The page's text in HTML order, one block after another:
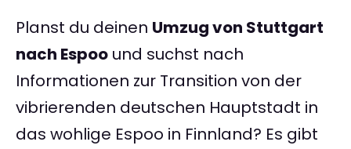
Planst du deinen Umzug von Stuttgart
nach Espoo und suchst nach
Informationen zur Transition von der
vibrierenden deutschen Hauptstadt in
das wohlige Espoo in Finnland? Es gibt